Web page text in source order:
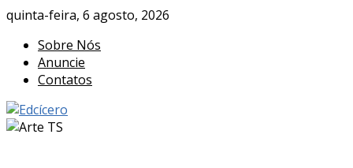
quinta-feira, 6 agosto, 2026
Sobre Nós
Anuncie
Contatos